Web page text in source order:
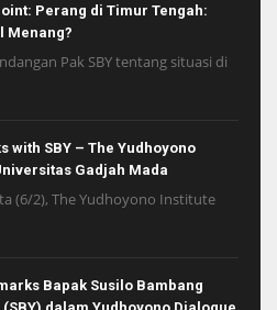
Perang di Timur Tengah:
Menang?
Pak SBY tentang situasi di
with SBY – The Yudhoyono
Gadjah Mada
(6/2), The Yudhoyono Institute
Bapak Susilo Bambang